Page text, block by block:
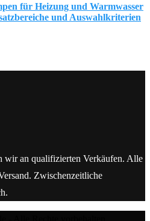
für Heizung und Warmwasser
und Auswahlkriterien
wir an qualifizierten Verkäufen. Alle
Zwischenzeitliche